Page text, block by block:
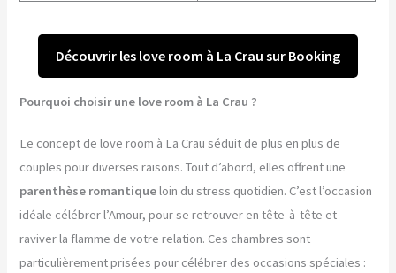
Découvrir les love room à La Crau sur Booking
Pourquoi choisir une love room à La Crau ?
Le concept de love room à La Crau séduit de plus en plus de
couples pour diverses raisons. Tout d’abord, elles offrent une
parenthèse romantiqueloin du stress quotidien. C’est l’occasion
idéale célébrer l’Amour, pour se retrouver en tête-à-tête et
raviver la flamme de votre relation. Ces chambres sont
particulièrement prisées pour célébrer des occasions spéciales :